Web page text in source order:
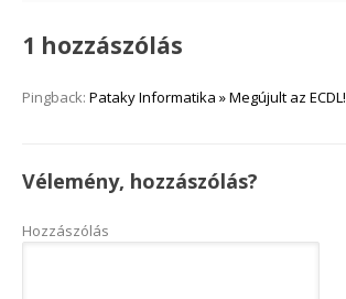
1 hozzászólás
Pingback: Pataky Informatika » Megújult az ECDL!
Vélemény, hozzászólás?
Hozzászólás